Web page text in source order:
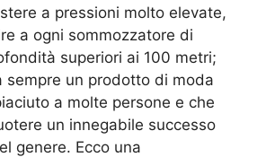
a pressioni molto elevate,
a ogni sommozzatore di
superiori ai 100 metri;
sempre un prodotto di moda
a molte persone e che
un innegabile successo
genere. Ecco una